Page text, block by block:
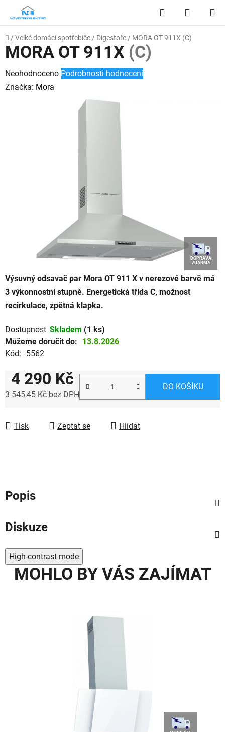
obsah
Hledat
KOŠÍK
Domů
/ Velké domácí spotřebiče / Digestoře / MORA OT 911X (C)
Výsuvný odsavač par Mora OT 911 X v nerezové barvě má
3 výkonnostní stupně. Energetická třída C, možnost
recirkulace, zpětná klapka.
Dostupnost Skladem (1 ks)
Můžeme doručit do:
13.8.2026
Kód:
5562
4 290 Kč
3 545,45 Kč bez DPH
DO KOŠÍKU
Tisk Zeptat se Hlídat
MORA OT 911X (C)
Průměrné
hodnocení
Neohodnoceno Podrobnosti hodnocení
Značka: Mora
DOPRAVA
ZDARMA
Popis
Diskuze
High-contrast mode
MOHLO BY VÁS ZAJÍMAT